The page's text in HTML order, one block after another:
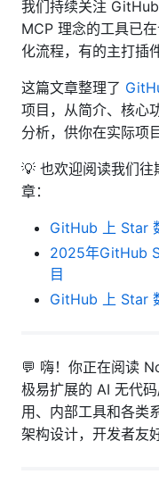
我们持续关注
MCP 理念的工具已
化流程，有的主打插
这篇文章整理了
项目，从简介、核心
分析，供你在实际项
💡 也欢迎阅读我们
章：
GitHub 上 Star
2025年GitHub
目
GitHub 上 Star
💬 嗨！你正在阅读
极易扩展的 AI 无代
用、内部工具和各类
架构设计，开发者友